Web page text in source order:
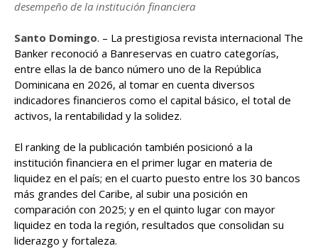
desempeño de la institución financiera
Santo Domingo. – La prestigiosa revista internacional The
Banker reconoció a Banreservas en cuatro categorías,
entre ellas la de banco número uno de la República
Dominicana en 2026, al tomar en cuenta diversos
indicadores financieros como el capital básico, el total de
activos, la rentabilidad y la solidez.
El ranking de la publicación también posicionó a la
institución financiera en el primer lugar en materia de
liquidez en el país; en el cuarto puesto entre los 30 bancos
más grandes del Caribe, al subir una posición en
comparación con 2025; y en el quinto lugar con mayor
liquidez en toda la región, resultados que consolidan su
liderazgo y fortaleza.